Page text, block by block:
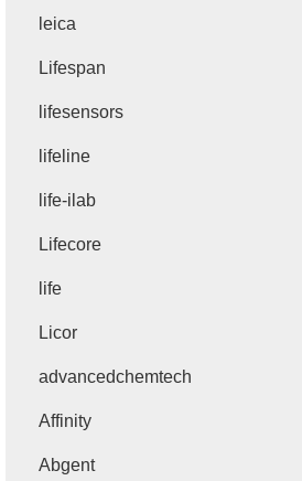
leica
Lifespan
lifesensors
lifeline
life-ilab
Lifecore
life
Licor
advancedchemtech
Affinity
Abgent